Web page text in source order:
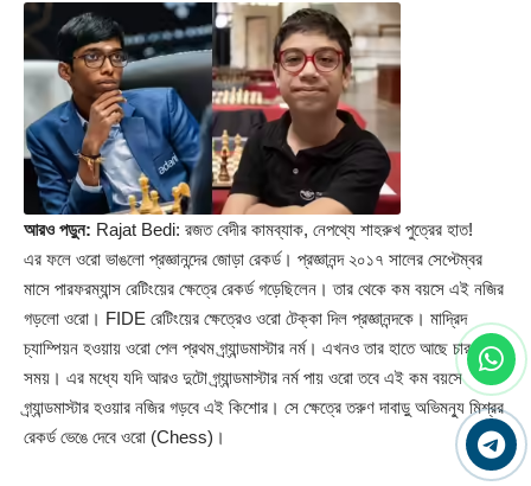
আরও পড়ুন: Rajat Bedi: রজত বেদীর কামব্যাক, নেপথ্যে শাহরুখ পুত্রের হাত!
এর ফলে ওরো ভাঙলো প্রজ্ঞানন্দের জোড়া রেকর্ড। প্রজ্ঞানন্দ ২০১৭ সালের সেপ্টেম্বর
মাসে পারফরম্যান্স রেটিংয়ের ক্ষেত্রে রেকর্ড গড়েছিলেন। তার থেকে কম বয়সে এই নজির
গড়লো ওরো। FIDE রেটিংয়ের ক্ষেত্রেও ওরো টেক্কা দিল প্রজ্ঞানন্দকে। মাদ্রিদ
চ্যাম্পিয়ন হওয়ায় ওরো পেল প্রথম গ্র্যান্ডমাস্টার নর্ম। এখনও তার হাতে আছে চার মাস
সময়। এর মধ্যে যদি আরও দুটো গ্র্যান্ডমাস্টার নর্ম পায় ওরো তবে এই কম বয়সে
গ্র্যান্ডমাস্টার হওয়ার নজির গড়বে এই কিশোর। সে ক্ষেত্রে তরুণ দাবাড়ু অভিমন্যু মিশ্রর
রেকর্ড ভেঙে দেবে ওরো (Chess)।